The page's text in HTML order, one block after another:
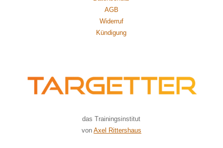
AGB
Widerruf
Kündigung
das Trainingsinstitut
von Axel Rittershaus